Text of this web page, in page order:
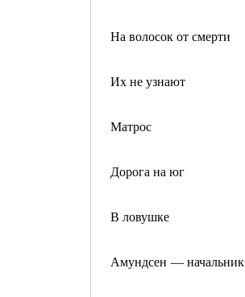
На волосок от смерти
Их не узнают
Матрос
Дорога на юг
В ловушке
Амундсен — начальник